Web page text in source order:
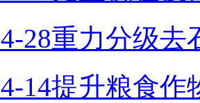
28重力分级去
14提升粮食作